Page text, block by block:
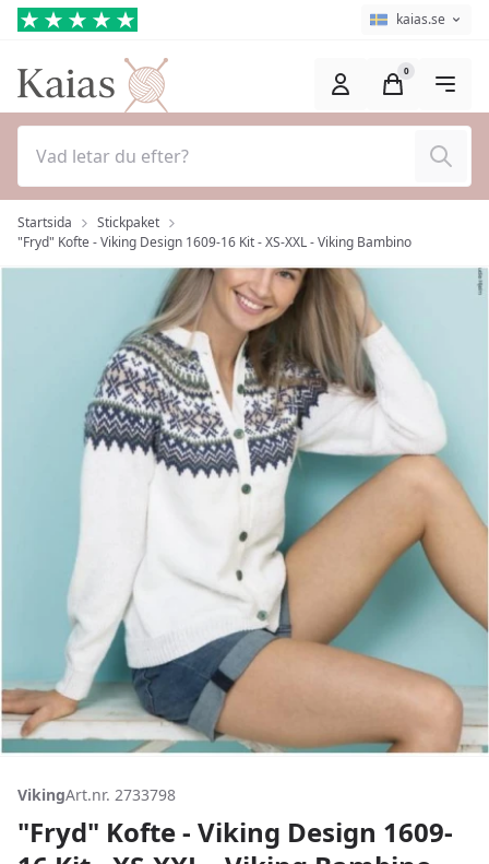
Hoppa till huvudinnehåll (Tryck på Enter) Språkväljare
Aktuellt språk
kaias.se
Sök
0
Startsida
Stickpaket
"Fryd" Kofte - Viking Design 1609-16 Kit - XS-XXL - Viking Bambino
VikingArt.nr. 2733798
"Fryd" Kofte - Viking Design 1609-